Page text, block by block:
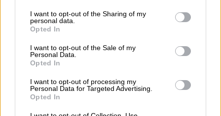
not limited to your visit or usage behaviour. You may click to
grant or deny consent to Google and its third-party tags to
use your data for below specified purposes in below Google
consent section.
I want to opt-out of the Sharing of my
personal data.
Opted In
I want to opt-out of the Sale of my
Personal Data.
Opted In
I want to opt-out of processing my
Personal Data for Targeted Advertising.
Opted In
συμπροεδρεύων τηςΕπιτροπής
, μαζί με τον
Μάικλ Σπίλερ (Michael Spiller)
πρόσθεσε: «Ο Σον είναι υπεύθυνος για την
παροχή βοήθειας στους ανθρώπους που την
έχουν μεγαλύτερη ανάγκη. Από την Αϊτή
μέχρι την Ουκρανία και τοΛος 'Αντζελες
αποτελεί πηγή έμπνευση για όλους μας».